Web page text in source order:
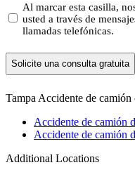
Al marcar esta casilla,
usted a través de
llamadas telefónicas.
Tampa Accidente de camión
Accidente de camión
Accidente de camión
Additional Locations